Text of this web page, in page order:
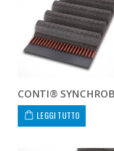
LEGGI TUTTO